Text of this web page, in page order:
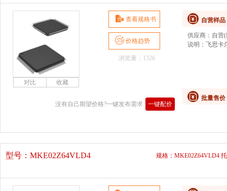
查看规格书
价格趋势
浏览量：1326
没有自己期望价格?一键发布需求 一键配价
自营样品
供应商： 自营
说明： 飞思卡
批量售价
型号： MKE02Z64VLD4 规格：MKE02Z64VLD4